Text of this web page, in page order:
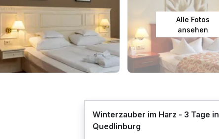
Alle Fotos
ansehen
Winterzauber im Harz - 3 Tage in
Quedlinburg